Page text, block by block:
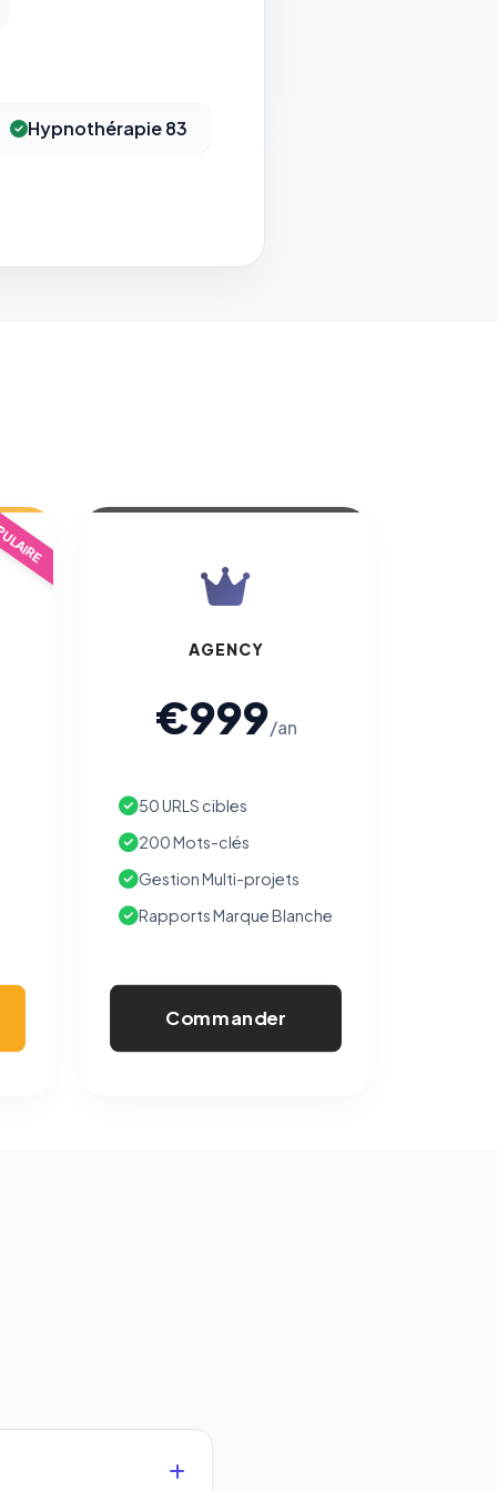
Hypnothérapie 83
AGENCY
€999/an
50 URLS cibles
200 Mots-clés
Gestion Multi-projets
Rapports Marque Blanche
Commander